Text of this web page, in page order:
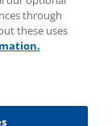
through
these uses